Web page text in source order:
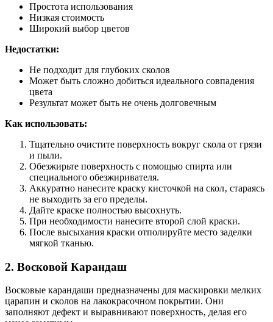
Простота использования
Низкая стоимость
Широкий выбор цветов
Недостатки:
Не подходит для глубоких сколов
Может быть сложно добиться идеального совпадения
цвета
Результат может быть не очень долговечным
Как использовать:
Тщательно очистите поверхность вокруг скола от грязи
и пыли.
Обезжирьте поверхность с помощью спирта или
специального обезжиривателя.
Аккуратно нанесите краску кисточкой на скол‚ стараясь
не выходить за его пределы.
Дайте краске полностью высохнуть.
При необходимости нанесите второй слой краски.
После высыхания краски отполируйте место заделки
мягкой тканью.
2. Восковой Карандаш
Восковые карандаши предназначены для маскировки мелких
царапин и сколов на лакокрасочном покрытии. Они
заполняют дефект и выравнивают поверхность‚ делая его